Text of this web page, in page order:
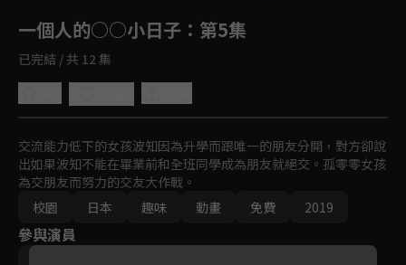
一個人的○○小日子 ：第5集
已完結 / 共 12 集
交流能力低下的女孩波知因為升學而跟唯一的朋友分開，對方卻說
出如果波知不能在畢業前和全班同學成為朋友就絕交。孤零零女孩
為交朋友而努力的交友大作戰。
校園
日本 趣味 動畫 免費 2019
參與演員